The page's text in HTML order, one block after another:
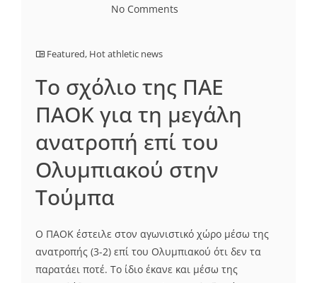
No Comments
Featured, Hot athletic news
Το σχόλιο της ΠΑΕ
ΠΑΟΚ για τη μεγάλη
ανατροπή επί του
Ολυμπιακού στην
Τούμπα
Ο ΠΑΟΚ έστειλε στον αγωνιστικό χώρο μέσω της
ανατροπής (3-2) επί του Ολυμπιακού ότι δεν τα
παρατάει ποτέ. Το ίδιο έκανε και μέσω της